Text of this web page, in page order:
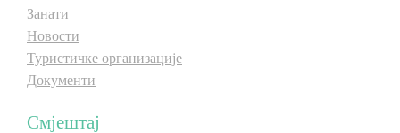
Занати
Новости
Туристичке организације
Документи
Смјештај